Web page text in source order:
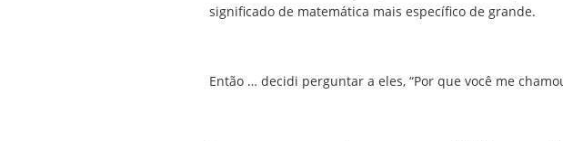
significado de matemática mais específico de grande.
Então … decidi perguntar a eles, “Por que você me